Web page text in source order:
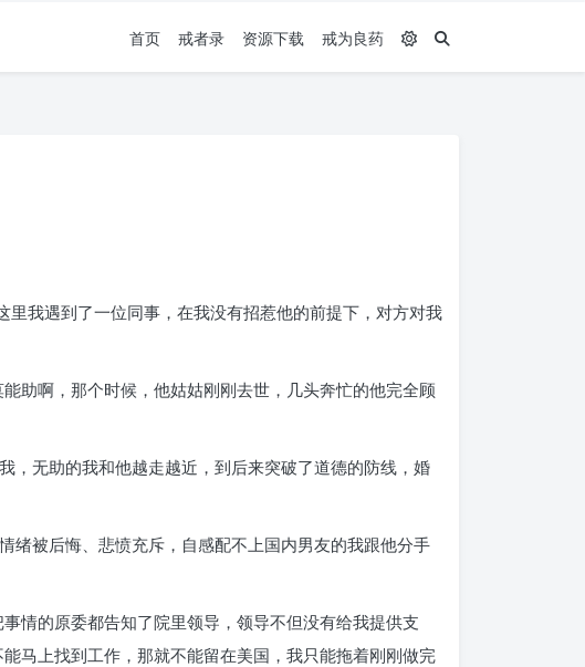
首页 戒者录 资源下载 戒为良药
我遇到了一位同事，在我没有招惹他的前提下，对方对我
助啊，那个时候，他姑姑刚刚去世，几头奔忙的他完全顾
，无助的我和他越走越近，到后来突破了道德的防线，婚
绪被后悔、悲愤充斥，自感配不上国内男友的我跟他分手
情的原委都告知了院里领导，领导不但没有给我提供支
马上找到工作，那就不能留在美国，我只能拖着刚刚做完